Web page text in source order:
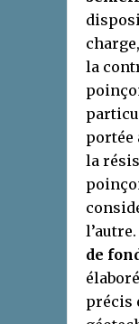
la
portée
la
de
précis